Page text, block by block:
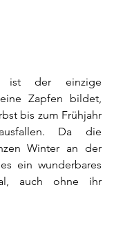
ist der einzige
Zapfen bildet,
bis zum Frühjahr
Da die
Winter an der
ein wunderbares
auch ohne ihr